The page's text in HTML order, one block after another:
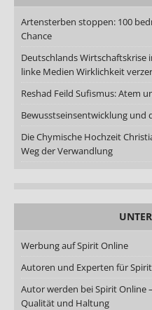
Artensterben stoppen: 100
Chance
Deutschlands Wirtschaftskrise
linke Medien Wirklichkeit
Reshad Feild Sufismus: Atem
Bewusstseinsentwicklung und
Die Chymische Hochzeit
Weg der Verwandlung
Werbung auf Spirit Online
Autoren und Experten für
Autor werden bei Spirit Online
Qualität und Haltung